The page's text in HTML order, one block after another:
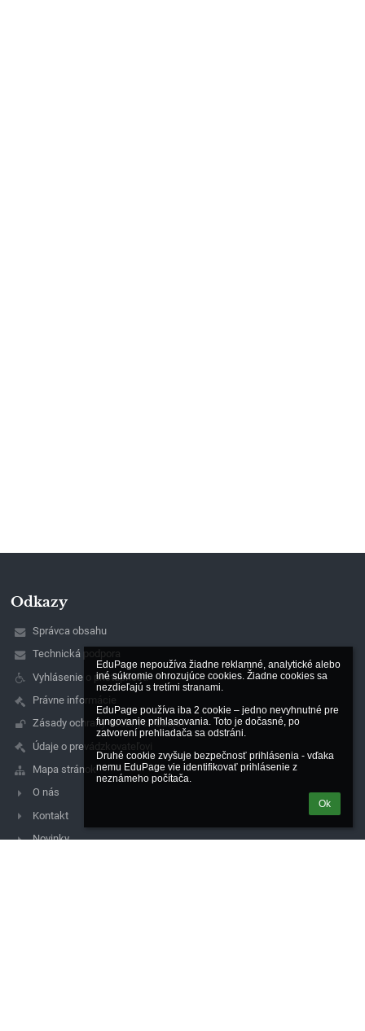
EduPage nepoužíva žiadne reklamné, analytické alebo
iné súkromie ohrozujúce cookies. Žiadne cookies sa
nezdieľajú s tretími stranami.
EduPage používa iba 2 cookie – jedno nevyhnutné pre
fungovanie prihlasovania. Toto je dočasné, po
zatvorení prehliadača sa odstráni.
Druhé cookie zvyšuje bezpečnosť prihlásenia - vďaka
nemu EduPage vie identifikovať prihlásenie z
neznámeho počítača.
Ok
Odkazy
Správca obsahu
Technická podpora
Vyhlásenie o prístupnosti
Právne informácie
Zásady ochrany osobných údajov
Údaje o prevádzkovateľovi
Mapa stránok
O nás
Kontakt
Novinky